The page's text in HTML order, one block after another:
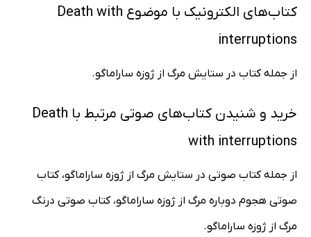
کتاب‌های الکترونیک با موضوع Death with
interruptions
از جمله کتاب در ستایش مرگ از ژوزه ساراماگو.
خرید و شنیدن کتاب‌های صوتی مرتبط با Death
with interruptions
از جمله کتاب صوتی در ستایش مرگ از ژوزه ساراماگو، کتاب
صوتی هجوم دوباره مرگ از ژوزه ساراماگو، کتاب صوتی درنگ
مرگ از ژوزه ساراماگو.